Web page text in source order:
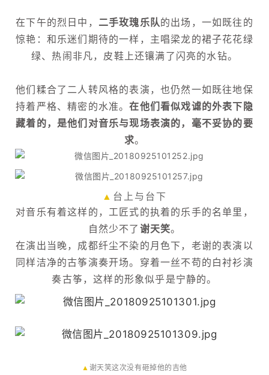
在下午的烈日中， 二手玫瑰乐队的出场，一如既往的
惊艳：和乐迷们期待的一样，主唱梁龙的裙子花花绿
绿、热闹非凡，皮鞋上还镶满了闪亮的水钻。
他们糅合了二人转风格的表演，也仍然一如既往地保
持着严格、精密的水准。在他们看似戏谑的外表下隐
藏着的，是他们对音乐与现场表演的，毫不妥协的要
求。
▲ 台上与台下
对音乐有着这样的，工匠式的执着的乐手的名单里，
自然少不了 谢天笑。
在演出当晚，成都纤尘不染的月色下，老谢的表演以
同样洁净的古筝演奏开场。穿着一丝不苟的白衬衫演
奏古筝，这样的形象似乎是宁静的。
▲ 谢天笑这次没有砸掉他的吉他